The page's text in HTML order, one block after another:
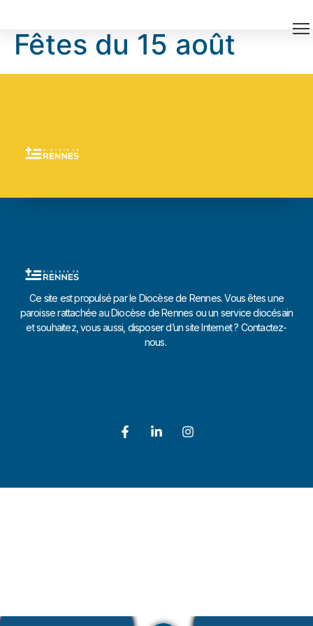
Fêtes du 15 août
Ce site est propulsé par le Diocèse de Rennes. Vous êtes une
paroisse rattachée au Diocèse de Rennes ou un service diocésain
et souhaitez, vous aussi, disposer d’un site Internet ? Contactez-
nous.